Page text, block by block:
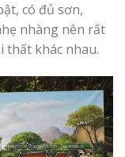
có đủ sơn,
nhàng nên rất
thất khác nhau.